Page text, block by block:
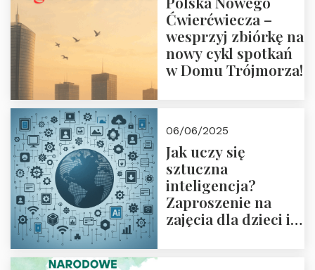
Ćwierćwiecza –
wesprzyj zbiórkę na
nowy cykl spotkań
w Domu Trójmorza!
06/06/2025
Jak uczy się
sztuczna
inteligencja?
Zaproszenie na
zajęcia dla dzieci i